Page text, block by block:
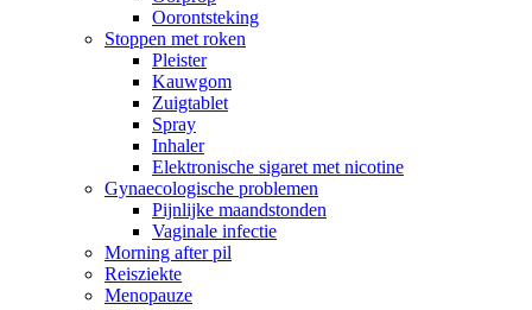
Oorontsteking
Stoppen met roken
Pleister
Kauwgom
Zuigtablet
Spray
Inhaler
Elektronische sigaret met nicotine
Gynaecologische problemen
Pijnlijke maandstonden
Vaginale infectie
Morning after pil
Reisziekte
Menopauze